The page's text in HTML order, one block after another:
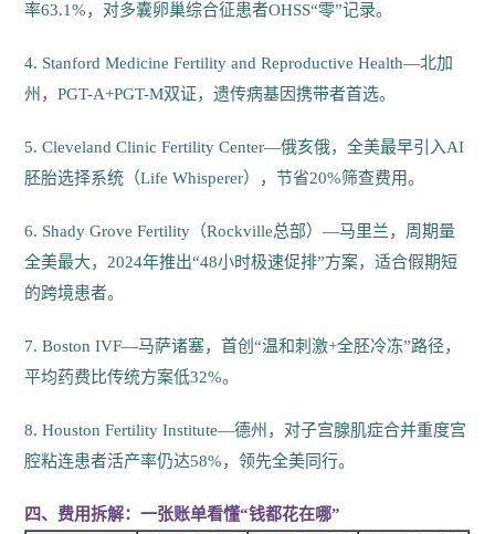
率63.1%，对多囊卵巢综合征患者OHSS“零”记录。
4. Stanford Medicine Fertility and Reproductive Health—北加
州，PGT-A+PGT-M双证，遗传病基因携带者首选。
5. Cleveland Clinic Fertility Center—俄亥俄，全美最早引入AI
胚胎选择系统（Life Whisperer），节省20%筛查费用。
6. Shady Grove Fertility（Rockville总部）—马里兰，周期量
全美最大，2024年推出“48小时极速促排”方案，适合假期短
的跨境患者。
7. Boston IVF—马萨诸塞，首创“温和刺激+全胚冷冻”路径，
平均药费比传统方案低32%。
8. Houston Fertility Institute—德州，对子宫腺肌症合并重度宫
腔粘连患者活产率仍达58%，领先全美同行。
四、费用拆解：一张账单看懂“钱都花在哪”